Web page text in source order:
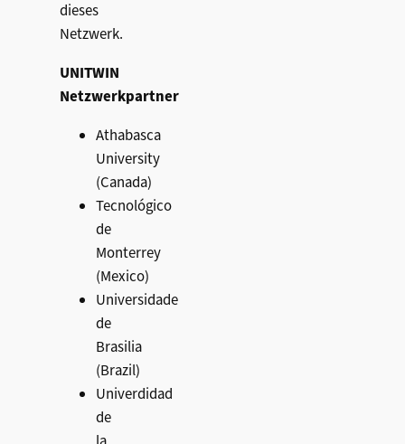
dieses
Netzwerk.
UNITWIN
Netzwerkpartner
Athabasca
University
(Canada)
Tecnológico
de
Monterrey
(Mexico)
Universidade
de
Brasilia
(Brazil)
Univerdidad
de